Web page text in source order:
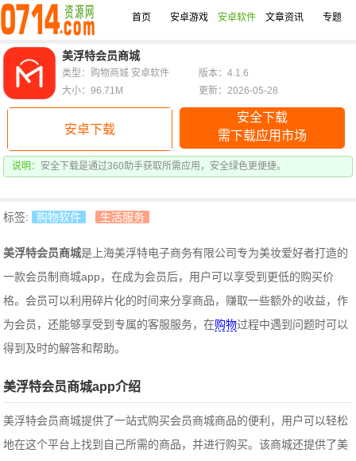
首页 安卓游戏 安卓软件 文章资讯 专题
美浮特会员商城
安卓下载
安全下载
需下载应用市场
说明： 安全下载是通过360助手获取所需应用，安全绿色更便捷。
类型：购物商城 安卓软件
版本：4.1.6
大小：96.71M
更新：2026-05-28
标签: 购物软件 生活服务
美浮特会员商城是上海美浮特电子商务有限公司专为美妆爱好者打造的
一款会员制商城app，在成为会员后，用户可以享受到更低的购买价
格。会员可以利用碎片化的时间来分享商品，赚取一些额外的收益，作
为会员，还能够享受到专属的客服服务，在购物过程中遇到问题时可以
得到及时的解答和帮助。
美浮特会员商城app介绍
美浮特会员商城提供了一站式购买会员商城商品的便利，用户可以轻松
地在这个平台上找到自己所需的商品，并进行购买。该商城还提供了美